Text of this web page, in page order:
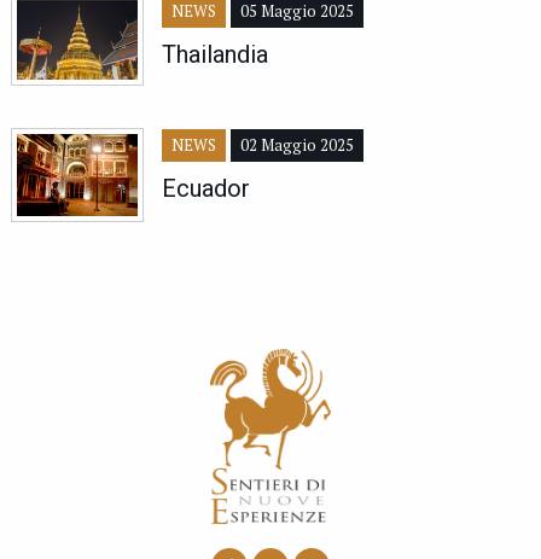
NEWS 05 Maggio 2025
Thailandia
NEWS 02 Maggio 2025
Ecuador